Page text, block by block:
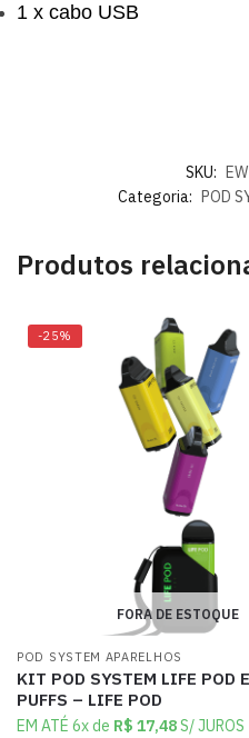
1 x cabo USB
SKU:
Categoria:
POD
Produtos
-25%
FORA DE ESTOQUE
POD SYSTEM APARELHOS
KIT POD SYSTEM LIFE POD
PUFFS – LIFE POD
EM ATÉ 6x de R$ 17,48S/ JUROS